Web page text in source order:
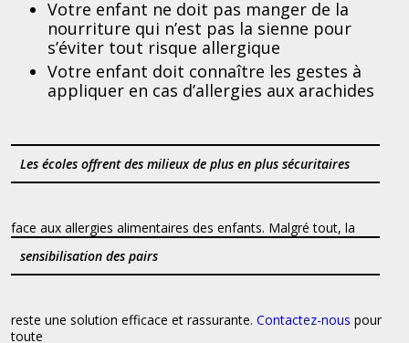
Votre enfant ne doit pas manger de la
nourriture qui n’est pas la sienne pour
s’éviter tout risque allergique
Votre enfant doit connaître les gestes à
appliquer en cas d’allergies aux arachides
Les écoles offrent des milieux de plus en plus sécuritaires
face aux allergies alimentaires des enfants. Malgré tout, la
sensibilisation des pairs
reste une solution efficace et rassurante. Contactez-nous pour
toute